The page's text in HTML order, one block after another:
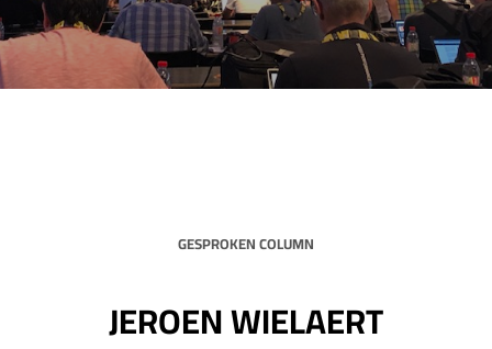
GESPROKEN COLUMN
JEROEN WIELAERT